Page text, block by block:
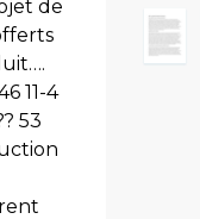
de
11-4
53